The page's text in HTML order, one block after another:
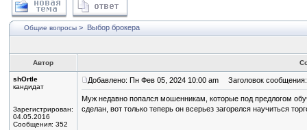
Общие вопросы > Выбор брокера
Автор
shOrtle
кандидат
Зарегистрирован:
04.05.2016
Сообщения: 352
Добавлено: Пн Фев 05, 2024 10:00 am Заголовок
Муж недавно попался мошенникам, которые под предлогом
сделан, вот только теперь он всерьез загорелся научиться